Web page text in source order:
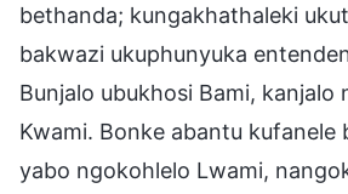
bethanda; kungakhathaleki
bakwazi ukuphunyuka
Bunjalo ubukhosi Bami, kanjalo
Kwami. Bonke abantu kufanele
yabo ngokohlelo Lwami,